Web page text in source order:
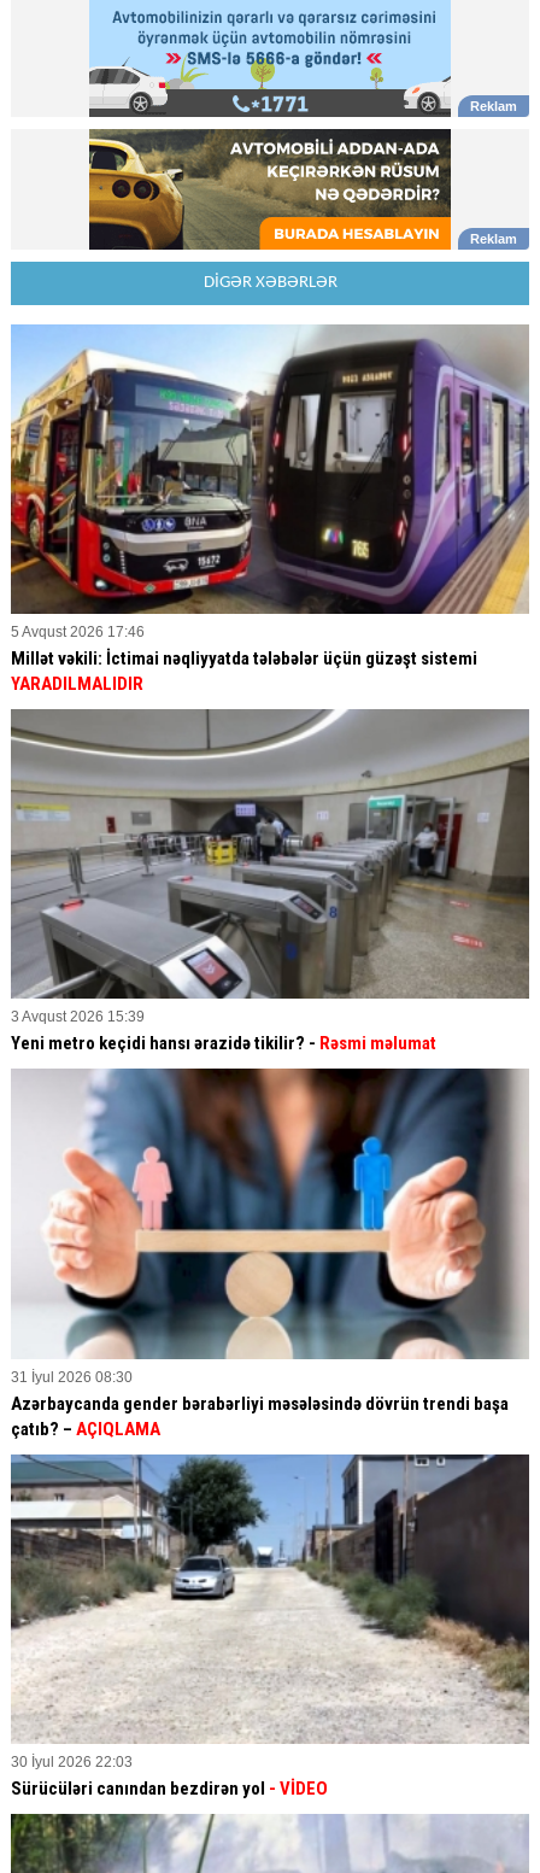
DİGƏR XƏBƏRLƏR
5 Avqust 2026 17:46
Millət vəkili: İctimai nəqliyyatda tələbələr üçün güzəşt sistemi
YARADILMALIDIR
3 Avqust 2026 15:39
Yeni metro keçidi hansı ərazidə tikilir? - Rəsmi məlumat
31 İyul 2026 08:30
Azərbaycanda gender bərabərliyi məsələsində dövrün trendi başa
çatıb? – AÇIQLAMA
30 İyul 2026 22:03
Sürücüləri canından bezdirən yol - VİDEO